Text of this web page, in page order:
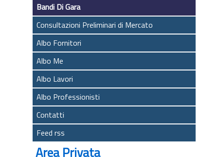
Bandi Di Gara
Consultazioni Preliminari di Mercato
Albo Fornitori
Albo Me
Albo Lavori
Albo Professionisti
Contatti
Feed rss
Area Privata